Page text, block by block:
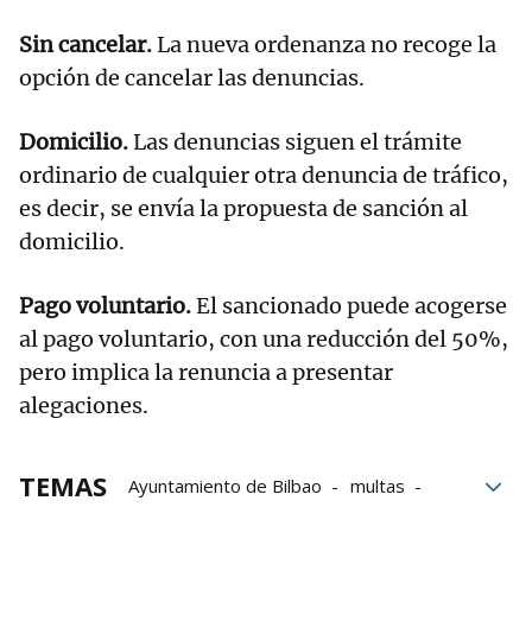
Sin cancelar.La nueva ordenanza no recoge la
opción de cancelar las denuncias.
Domicilio.Las denuncias siguen el trámite
ordinario de cualquier otra denuncia de tráfico,
es decir, se envía la propuesta de sanción al
domicilio.
Pago voluntario.El sancionado puede acogerse
al pago voluntario, con una reducción del 50%,
pero implica la renuncia a presentar
alegaciones.
TEMAS Ayuntamiento de Bilbao
multas